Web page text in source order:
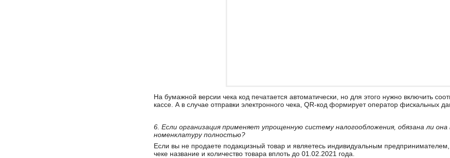
На бумажной версии чека код печатается автоматически, но для этого нужно включить
кассе. А в случае отправки электронного чека, QR-код формирует оператор фискальных
6. Если организация применяет упрощенную систему налогообложения, обязана ли
номенклатуру полностью?
Если вы не продаете подакцизный товар и являетесь индивидуальным
чеке название и количество товара вплоть до 01.02.2021 года.